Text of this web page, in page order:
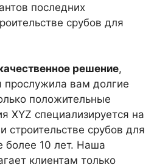
последних
срубов для
решение,
прослужила вам долгие
положительные
XYZ специализируется на
строительстве срубов для
более 10 лет. Наша
клиентам только